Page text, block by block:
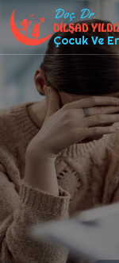
Doç. Dr.
DİLŞAD
Çocuk Ve